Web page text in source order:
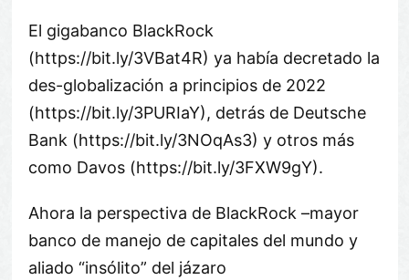
El gigabanco BlackRock
(https://bit.ly/3VBat4R) ya había decretado la
des-globalización a principios de 2022
(https://bit.ly/3PURIaY), detrás de Deutsche
Bank (https://bit.ly/3NOqAs3) y otros más
como Davos (https://bit.ly/3FXW9gY).
Ahora la perspectiva de BlackRock –mayor
banco de manejo de capitales del mundo y
aliado insólito
del jázaro